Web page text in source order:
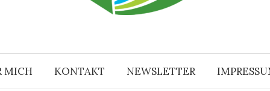
MICH KONTAKT NEWSLETTER